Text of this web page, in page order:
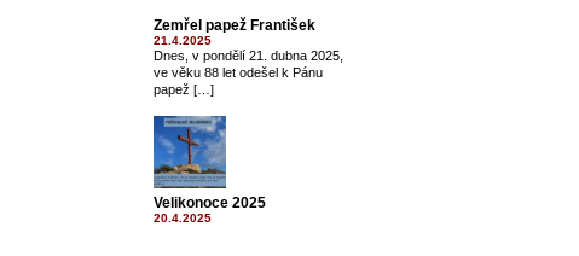
Zemřel papež František
21.4.2025
Dnes, v pondělí 21. dubna 2025,
ve věku 88 let odešel k Pánu
papež […]
Velikonoce 2025
20.4.2025